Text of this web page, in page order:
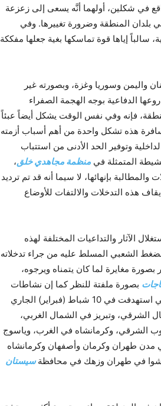
في شكلين، أولهما أنَّه يسعى إلى زعزعة
بلدان المنطقة وضرورة تغييرها. وفي
سالباً إياها قوة تماسکها بغية جعلها مفککة
واليمن وسوريا وغزة، وبصورته غير
الدفاعية بوجه الهجمة الصفراء
فإنه وفي نفس الوقت يشكل أيضاً عبئاً
هذه تشکل واحدة من أهم أسباب أزمته
وتوفير الحد الأدنى من استتباب
المتمثلة في منظمة مجاهدي خلق،
بإنهائها، لا سيما أنه قد تم ترديد
هذه التدخلات والالتفات للأوضاع
الآثار والتداعيات المختلفة لهذه
الشعبي المسلط عليه من جراء تدخلاته
مغايرة لما کان يتمناه ويرجوه،
بصورة ملفتة للنظر کما إن نشاطات
الخلايا الداخلية التابعة لمنظمة مجاهدي خلق هي الأخرى تتضاعف، وهي استهدفت في 10 شباط (فبراير) الجاري
وتبريز في الشمال الغربي،
الشرقي، وكرمانشاه في الغرب، وياسوج
مدن طهران وكرمان وأصفهان وكرمانشاه
في طهران وزهك في محافظةسيستان